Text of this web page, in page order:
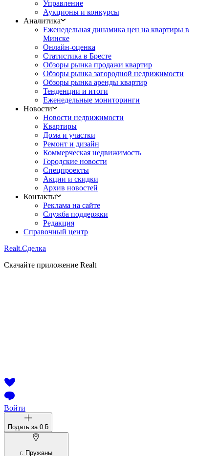
Управление
Аукционы и конкурсы
Аналитика
Еженедельная динамика цен на квартиры в
Минске
Онлайн-оценка
Статистика в Бресте
Обзоры рынка продажи квартир
Обзоры рынка загородной недвижимости
Обзоры рынка аренды квартир
Тенденции и итоги
Еженедельные мониторинги
Новости
Новости недвижимости
Квартиры
Дома и участки
Ремонт и дизайн
Коммерческая недвижимость
Городские новости
Спецпроекты
Акции и скидки
Архив новостей
Контакты
Реклама на сайте
Служба поддержки
Редакция
Справочный центр
Realt.Сделка
Скачайте приложение Realt
Войти
Подать за 0 ƃ
г. Пружаны